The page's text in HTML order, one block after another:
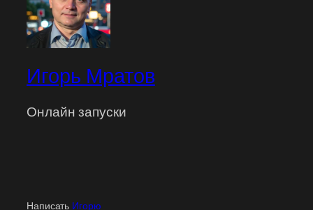
Игорь Мратов
Онлайн запуски
Написать Игорю